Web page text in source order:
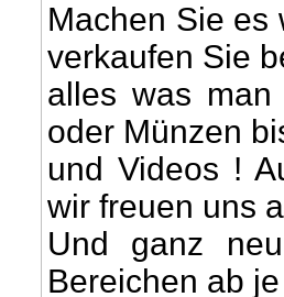
Machen Sie es
verkaufen Sie
alles was man
oder Münzen
und Videos !
wir freuen uns
Und ganz
Bereichen ab